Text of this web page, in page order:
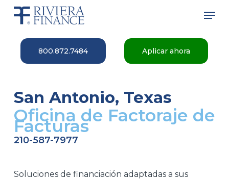
Skip
content
800.872.7484 Aplicar ahora
San Antonio, Texas
Oficina de Factoraje de
Facturas
210-587-7977
Soluciones de financiación adaptadas a sus
Menu